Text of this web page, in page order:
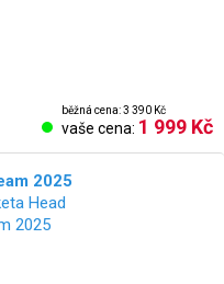
běžná cena: 3 390 Kč
vaše cena: 1 999 Kč
2025